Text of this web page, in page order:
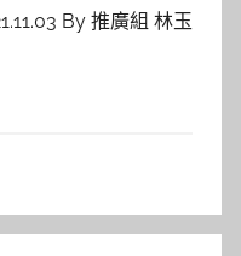
By 推廣組 林玉